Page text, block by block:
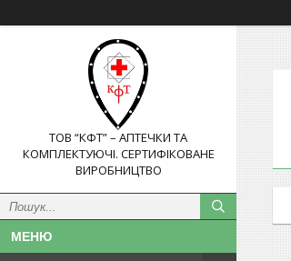
ТОВ “КФТ” – АПТЕЧКИ ТА
КОМПЛЕКТУЮЧІ. СЕРТИФІКОВАНЕ
ВИРОБНИЦТВО